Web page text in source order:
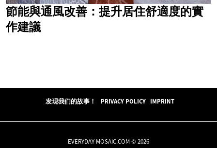
節能與通風改善：提升居住舒適度的實
作建議
发现我们的故事！ PRIVACY POLICY IMPRINT
EVERYDAY-MOSAIC.COM © 2026